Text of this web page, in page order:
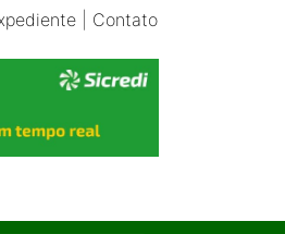
| Contato